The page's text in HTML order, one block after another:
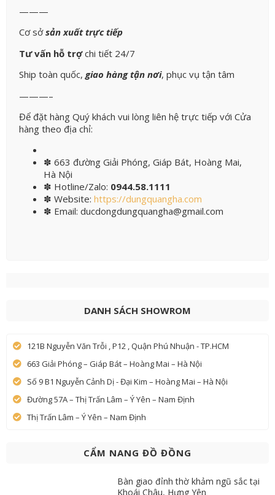
———
Cơ sởsản xuất trực tiếp
Tư vấn hỗ trợchi tiết 24/7
Ship toàn quốc,giao hàng tận nơi, phục vụ tận tâm
———–
Để đặt hàng Quý khách vui lòng liên hệ trực tiếp với Cửa
hàng theo địa chỉ:
✽ 663 đường Giải Phóng, Giáp Bát, Hoàng Mai,
Hà Nội
✽ Hotline/Zalo: 0944.58.1111
✽ Website: https://dungquangha.com
✽ Email: ducdongdungquangha@gmail.com
DANH SÁCH SHOWROM
121B Nguyễn Văn Trỗi , P12 , Quận Phú Nhuận - TP.HCM
663 Giải Phóng – Giáp Bát – Hoàng Mai – Hà Nội
Số 9 B1 Nguyễn Cảnh Dị - Đại Kim – Hoàng Mai – Hà Nội
Đường 57A – Thị Trấn Lâm – Ý Yên – Nam Định
Thị Trấn Lâm – Ý Yên – Nam Định
CẨM NANG ĐỒ ĐỒNG
Bàn giao đỉnh thờ khảm ngũ sắc tại
Khoái Châu, Hưng Yên